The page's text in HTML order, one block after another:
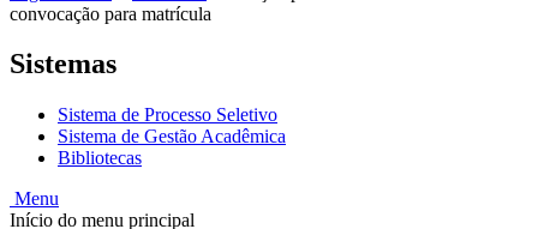
convocação para matrícula
Sistemas
Sistema de Processo Seletivo
Sistema de Gestão Acadêmica
Bibliotecas
Menu
Início do menu principal